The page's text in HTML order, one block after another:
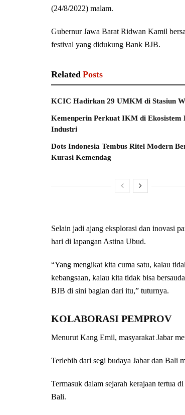
(24/8/2022) malam.
Gubernur Jawa Barat Ridwan Kamil
festival yang didukung Bank BJB.
Related Posts
KCIC Hadirkan 29 UMKM di Stasiun
Kemenperin Perkuat IKM di Ekosistem
Industri
Dots Indonesia Tembus Ritel Modern
Kurasi Kemendag
Selain jadi ajang eksplorasi dan inovasi
hari di lapangan Astina Ubud.
“Yang mengikat kita cuma satu, kalau
kebangsaan, kalau kita tidak bisa
BJB di sini bagian dari itu,” tuturnya.
KOLABORASI PEMPROV
Menurut Kang Emil, masyarakat Jabar
Terlebih dari segi budaya Jabar dan Bali
Termasuk dalam sejarah kerajaan tertua
Bali.